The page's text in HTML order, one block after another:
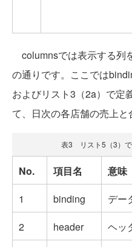
columnsでは表示する列
の通りです。ここでは
およびリスト3（2a）で定
て、日次の各店舗の売上と
表3 リスト5（3）
No. 項目名
意味
1
binding
デー
2
header
ヘッ